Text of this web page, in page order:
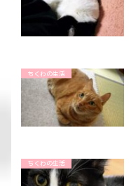
ちくわの生活
ちくわの生活